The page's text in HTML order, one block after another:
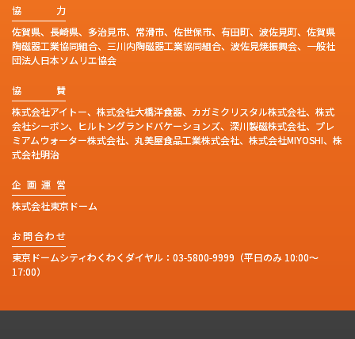
協
力
佐賀県、長崎県、多治見市、常滑市、佐世保市、有田町、波佐見町、佐賀県
陶磁器工業協同組合、三川内陶磁器工業協同組合、波佐見焼振興会、一般社
団法人日本ソムリエ協会
協
賛
株式会社アイトー、株式会社大橋洋食器、カガミクリスタル株式会社、株式
会社シーボン、ヒルトングランドバケーションズ、深川製磁株式会社、プレ
ミアムウォーター株式会社、丸美屋食品工業株式会社、株式会社MIYOSHI、株
式会社明治
企 画 運 営
株式会社東京ドーム
お問合わせ
東京ドームシティわくわくダイヤル： 03-5800-9999 （平日のみ 10:00～
17:00）